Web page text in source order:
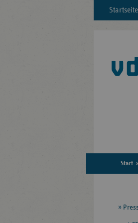
Startseite
Start